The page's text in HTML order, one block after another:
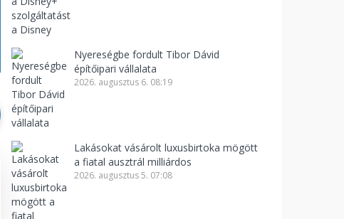
Nyereségbe fordult Tibor Dávid
építőipari vállalata
2026. augusztus 6. 08:19
Lakásokat vásárolt luxusbirtoka mögött
a fiatal ausztrál milliárdos
2026. augusztus 5. 07:08